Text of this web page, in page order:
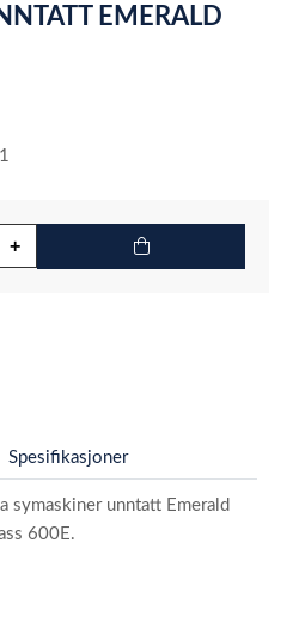
EMERALD
Spesifikasjoner
symaskiner unntatt Emerald
600E.